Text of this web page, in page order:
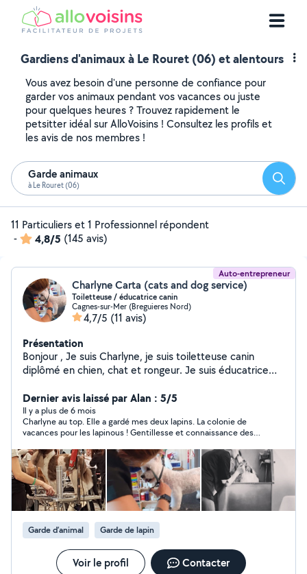
Gardiens d'animaux à Le Rouret (06) et alentours
Vous avez besoin d'une personne de confiance pour
garder vos animaux pendant vos vacances ou juste
pour quelques heures ? Trouvez rapidement le
petsitter idéal sur AlloVoisins ! Consultez les profils et
les avis de nos membres !
Garde animaux
à Le Rouret (06)
11 Particuliers et 1 Professionnel répondent
-
4,8/5 (145 avis)
Auto-entrepreneur
Charlyne Carta (cats and dog service)
Toiletteuse / éducatrice canin
Cagnes-sur-Mer (Breguieres Nord)
4,7/5 (11 avis)
Présentation
Bonjour , Je suis Charlyne, je suis toiletteuse canin
diplômé en chien, chat et rongeur. Je suis éducatrice
gardiennage pour animaux si besoin avec diplôme aussi
à l'appuie. Je suis photographe pour les personnes
souhaitant des clichés de leurs animaux, le tarifs et à
discuter
Dernier avis laissé par Alan : 5/5
Il y a plus de 6 mois
Charlyne au top. Elle a gardé mes deux lapins. La colonie de
vacances pour les lapinous ! Gentillesse et connaissance des
Garde d’animal Garde de lapin
Voir le profil Contacter